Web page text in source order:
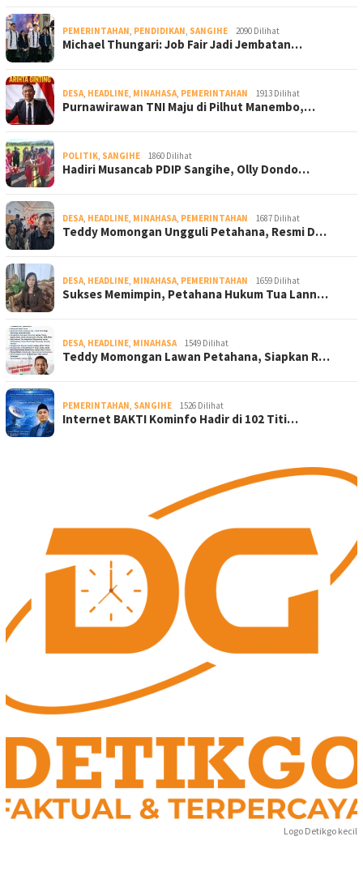
PEMERINTAHAN PENDIDIKAN SANGIHE 2090 Dilihat
Michael Thungari: Job Fair Jadi Jembatan…
DESA HEADLINE MINAHASA PEMERINTAHAN 1913 Dilihat
Purnawirawan TNI Maju di Pilhut Manembo,…
POLITIK SANGIHE 1860 Dilihat
Hadiri Musancab PDIP Sangihe, Olly Dondo…
DESA HEADLINE MINAHASA PEMERINTAHAN 1687 Dilihat
Teddy Momongan Ungguli Petahana, Resmi D…
DESA HEADLINE MINAHASA PEMERINTAHAN 1659 Dilihat
Sukses Memimpin, Petahana Hukum Tua Lann…
DESA HEADLINE MINAHASA 1549 Dilihat
Teddy Momongan Lawan Petahana, Siapkan R…
PEMERINTAHAN SANGIHE 1526 Dilihat
Internet BAKTI Kominfo Hadir di 102 Titi…
Logo Detikgo kecil